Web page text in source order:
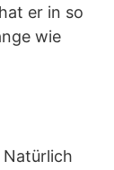
er in so
wie